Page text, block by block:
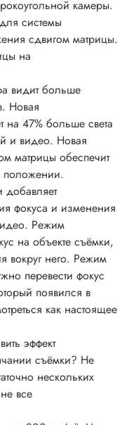
камеры.
системы
сдвигом матрицы.
на
видит больше
Новая
на 47% больше света
и видео. Новая
матрицы обеспечит
положении.
добавляет
фокуса и изменения
Режим
на объекте съёмки,
вокруг него. Режим
перевести фокус
появился в
как настоящее
эффект
съёмки? Не
нескольких
все